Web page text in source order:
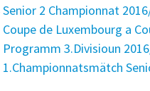
Senior 2 Championnat
Coupe de Luxembourg a
Programm 3.Divisioun
1.Championnatsmätch